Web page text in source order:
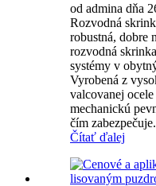
od admina dňa
Rozvodná
robustná, dobre
rozvodná
systémy v
Vyrobená z
valcovanej
mechanickú
čím
Čítať ďalej